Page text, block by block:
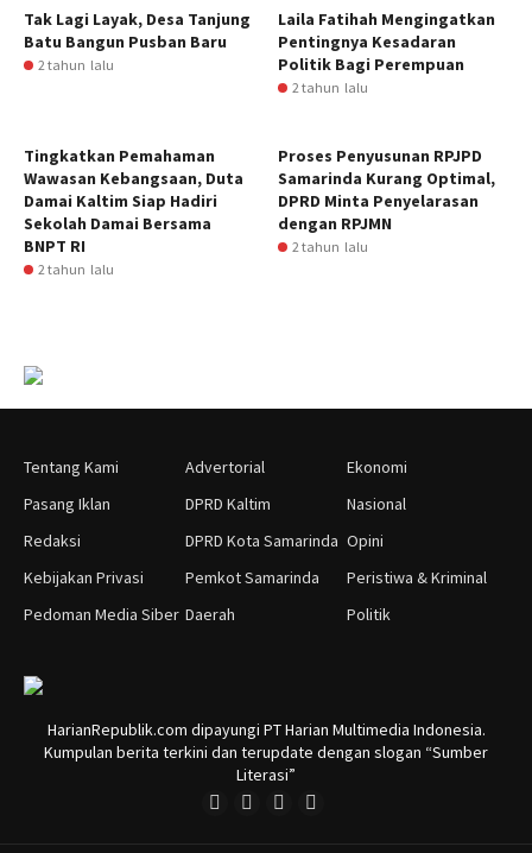
Tak Lagi Layak, Desa Tanjung
Batu Bangun Pusban Baru
2 tahun lalu
Laila Fatihah Mengingatkan
Pentingnya Kesadaran
Politik Bagi Perempuan
2 tahun lalu
Tingkatkan Pemahaman
Wawasan Kebangsaan, Duta
Damai Kaltim Siap Hadiri
Sekolah Damai Bersama
BNPT RI
2 tahun lalu
Proses Penyusunan RPJPD
Samarinda Kurang Optimal,
DPRD Minta Penyelarasan
dengan RPJMN
2 tahun lalu
Tentang Kami
Pasang Iklan
Redaksi
Kebijakan Privasi
Pedoman Media Siber
Advertorial
DPRD Kaltim
DPRD Kota Samarinda
Pemkot Samarinda
Daerah
Ekonomi
Nasional
Opini
Peristiwa & Kriminal
Politik
HarianRepublik.com dipayungi PT Harian Multimedia Indonesia.
Kumpulan berita terkini dan terupdate dengan slogan “Sumber
Literasi”